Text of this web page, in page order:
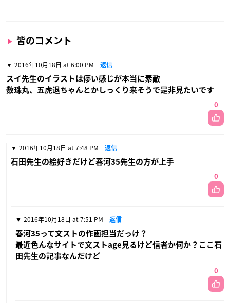
皆のコメント
2016年10月18日 at 6:00 PM 返信
スイ先生のイラストは儚い感じが本当に素敵
数珠丸、五虎退ちゃんとかしっくり来そうで是非見たいです
0
2016年10月18日 at 7:48 PM 返信
石田先生の絵好きだけど春河35先生の方が上手
0
2016年10月18日 at 7:51 PM 返信
春河35って文ストの作画担当だっけ？
最近色んなサイトで文ストage見るけど信者か何か？ここ石
田先生の記事なんだけど
0